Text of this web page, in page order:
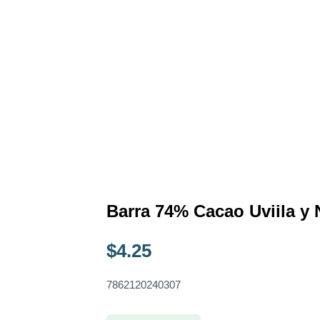
Barra 74% Cacao Uviila y
$4.25
7862120240307